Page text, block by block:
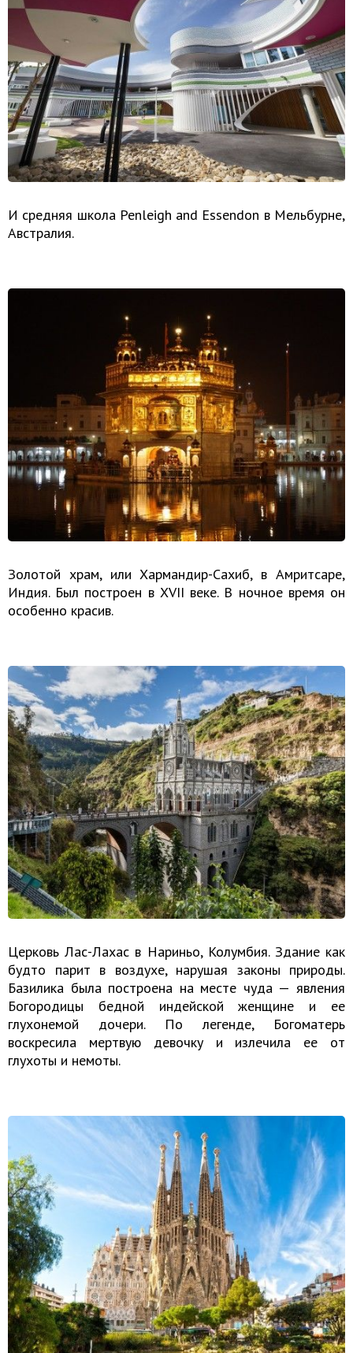
И средняя школа Penleigh and Essendon в Мельбурне,
Австралия.
Золотой храм, или Хармандир-Сахиб, в Амритсаре,
Индия. Был построен в XVII веке. В ночное время он
особенно красив.
Церковь Лас-Лахас в Нариньо, Колумбия. Здание как
будто парит в воздухе, нарушая законы природы.
Базилика была построена на месте чуда — явления
Богородицы бедной индейской женщине и ее
глухонемой дочери. По легенде, Богоматерь
воскресила мертвую девочку и излечила ее от
глухоты и немоты.